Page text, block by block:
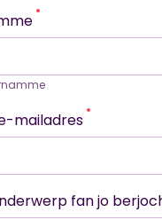
mailadres
fan jo